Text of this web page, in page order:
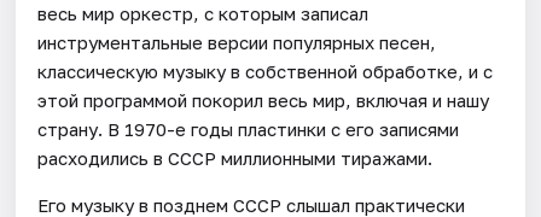
весь мир оркестр, с которым записал
инструментальные версии популярных песен,
классическую музыку в собственной обработке, и с
этой программой покорил весь мир, включая и нашу
страну. В 1970-е годы пластинки с его записями
расходились в СССР миллионными тиражами.
Его музыку в позднем СССР слышал практически